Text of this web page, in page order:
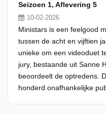
Seizoen 1, Aflevering 5
10-02-2026
Ministars is een feelgood
tussen de acht en vijftien
unieke om een videoduet
jury, bestaande uit Sanne
beoordeelt de optredens.
honderd onafhankelijke